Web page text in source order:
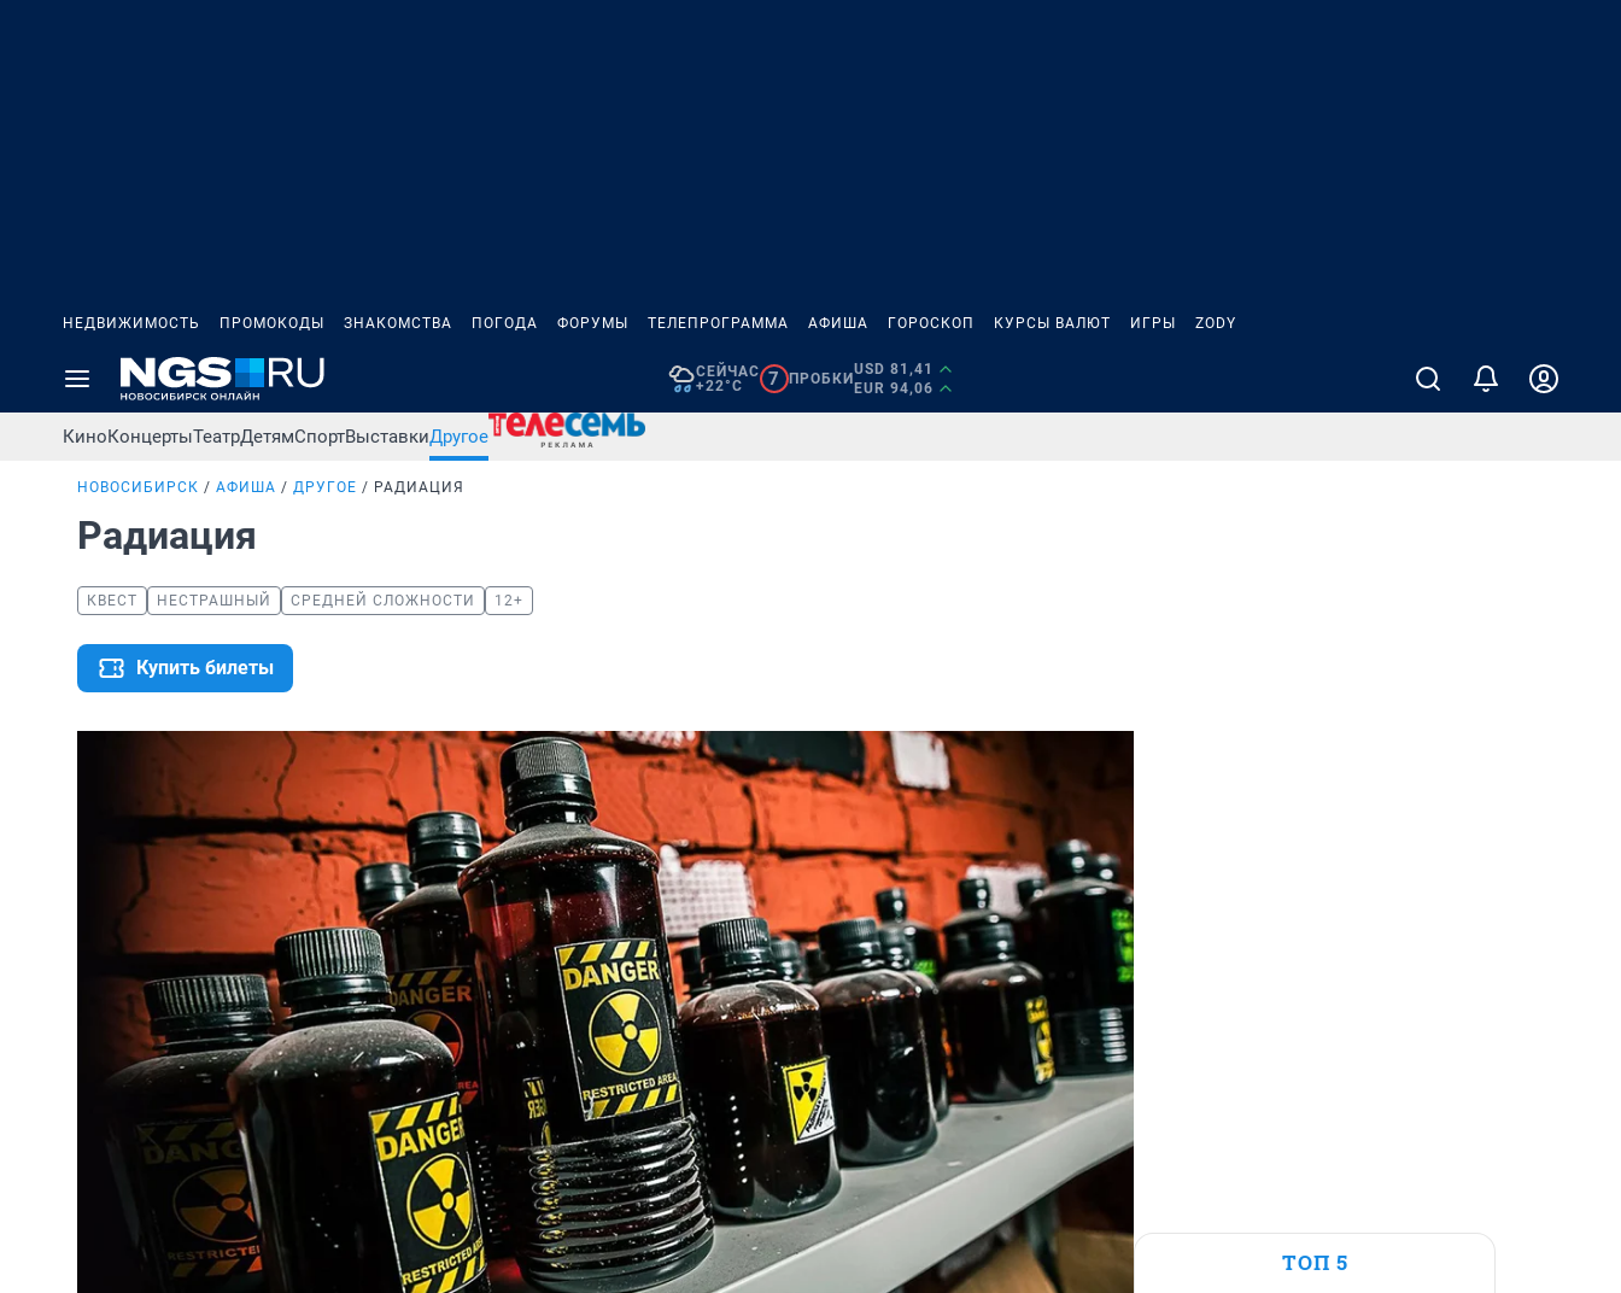
НЕДВИЖИМОСТЬ ПРОМОКОДЫ ЗНАКОМСТВА ПОГОДА ФОРУМЫ ТЕЛЕПРОГРАММА АФИША ГОРОСКОП КУРСЫ ВАЛЮТ ИГРЫ ZODY
СЕЙЧАС
+22°C
7 ПРОБКИ
USD 81,41
EUR 94,06
КиноКонцертыТеатрДетямСпортВыставкиДругое
НОВОСИБИРСК АФИША ДРУГОЕ РАДИАЦИЯ
Радиация
КВЕСТ НЕСТРАШНЫЙ СРЕДНЕЙ СЛОЖНОСТИ 12+
Купить билеты
ТОП 5